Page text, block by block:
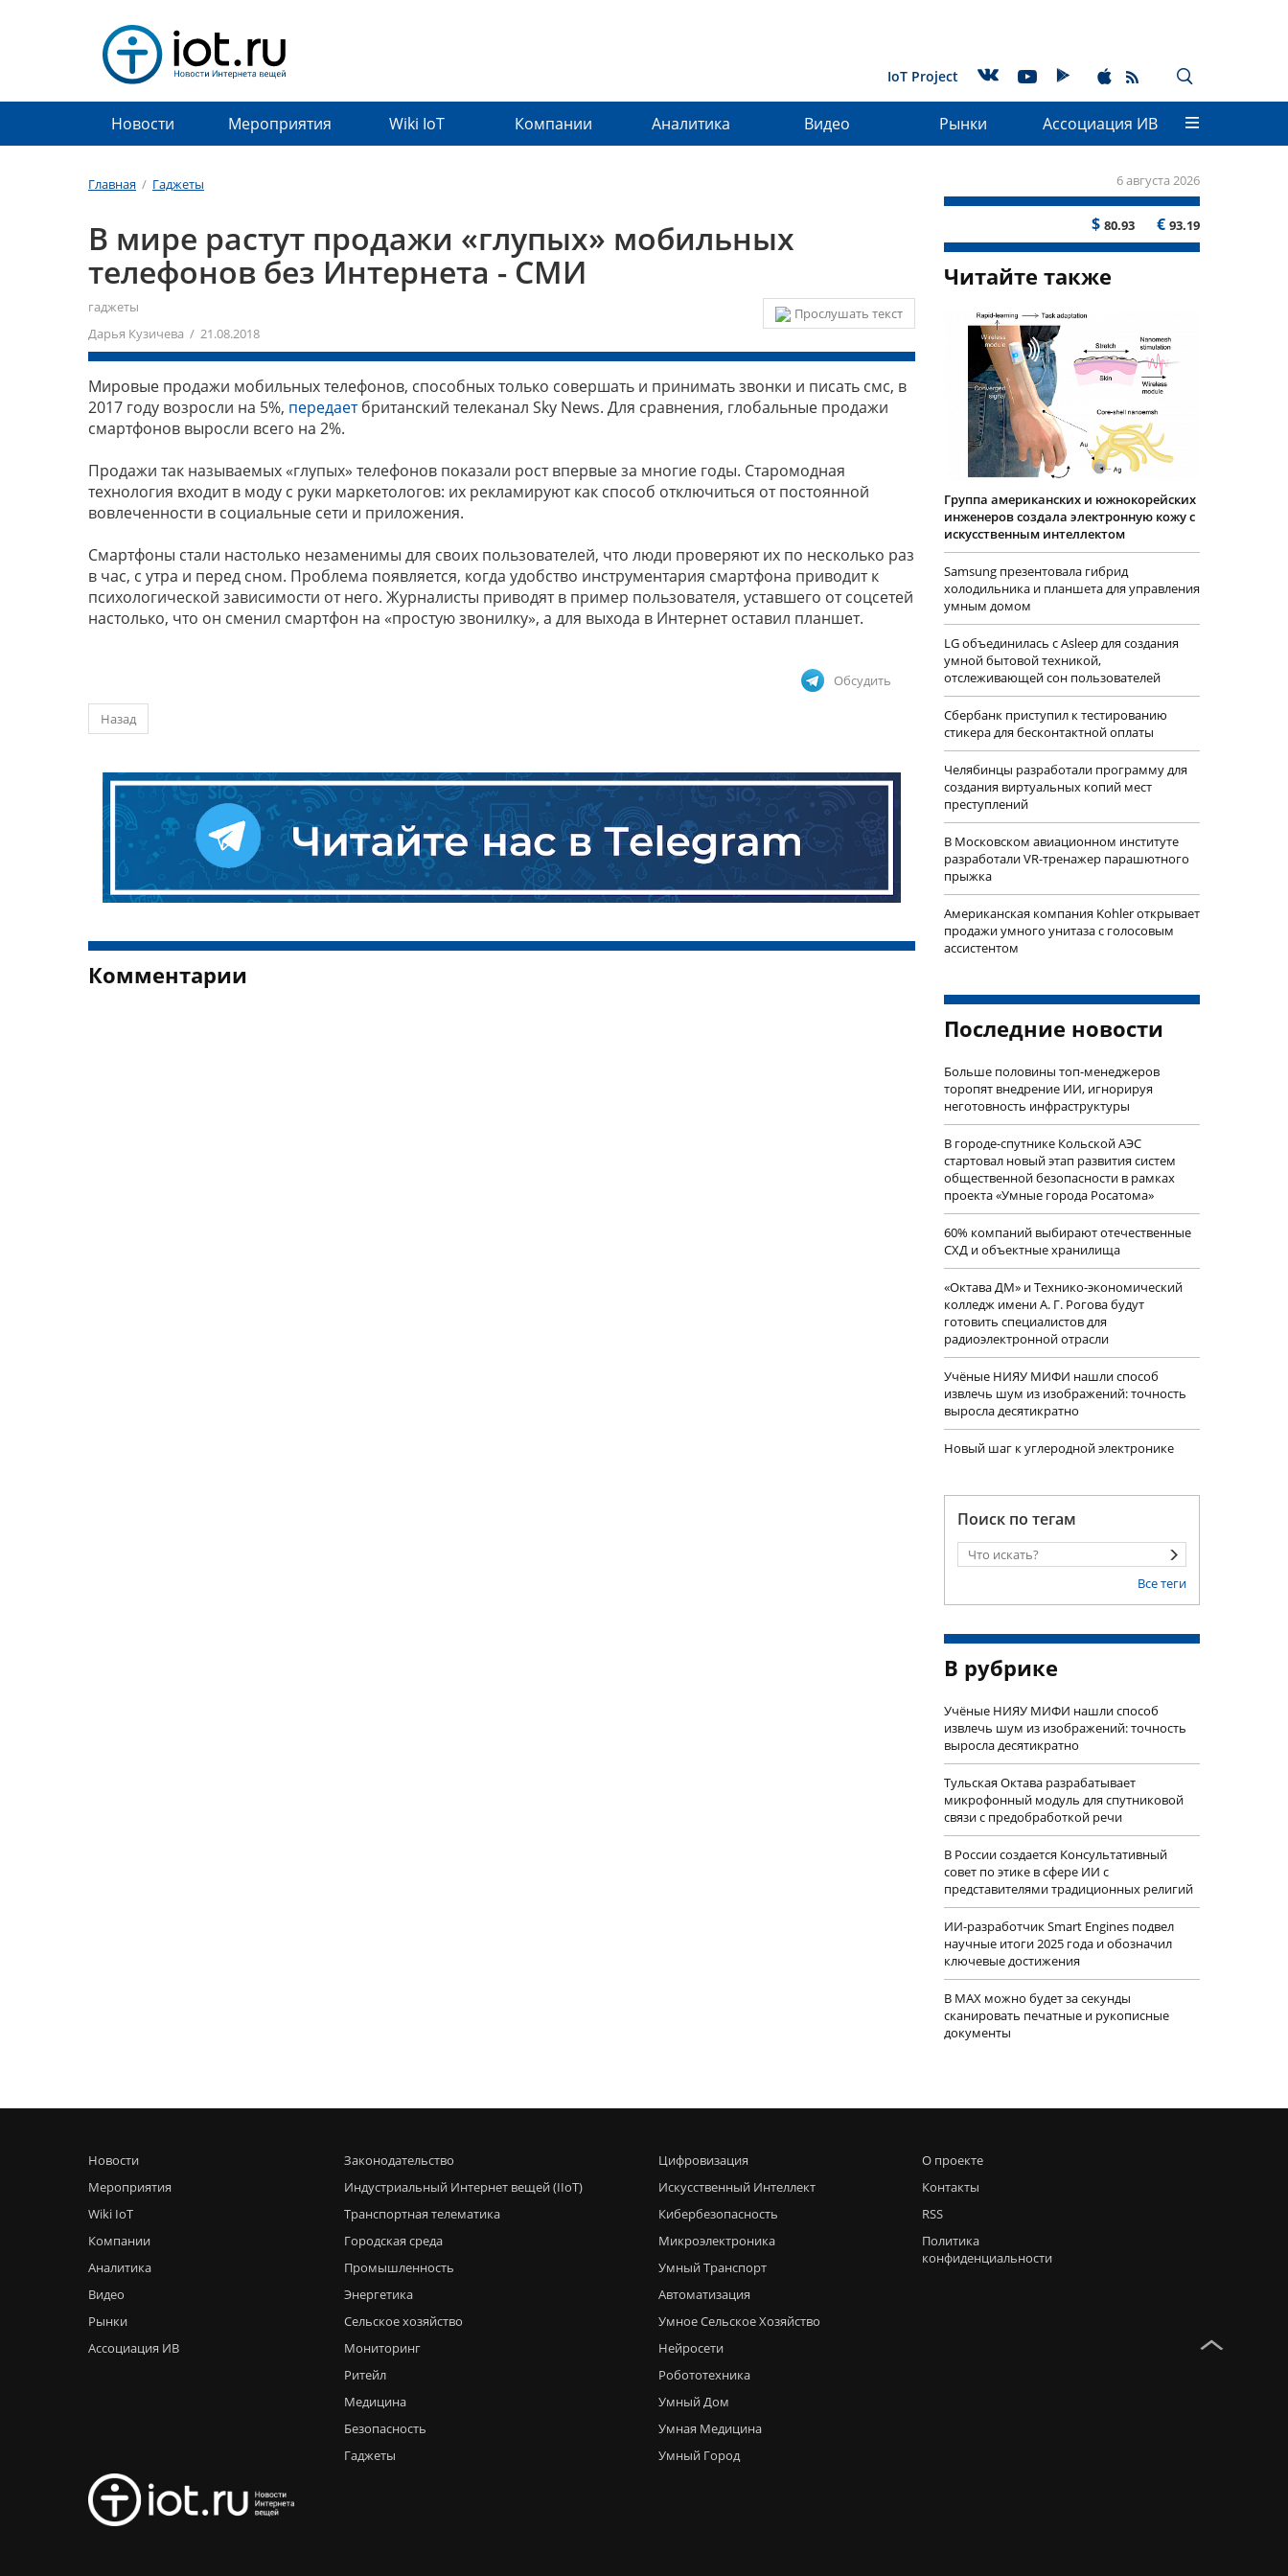
IoT Project
Новости Мероприятия Wiki IoT Компании Аналитика Видео Рынки Ассоциация ИВ
Главная / Гаджеты 6 августа 2026
$ 80.93 € 93.19
В мире растут продажи «глупых» мобильных
телефонов без Интернета - СМИ
Прослушать текст
гаджеты
Дарья Кузичева / 21.08.2018
Мировые продажи мобильных телефонов, способных только совершать и принимать звонки и писать смс, в
2017 году возросли на 5%, передаетбританский телеканал Sky News. Для сравнения, глобальные продажи
смартфонов выросли всего на 2%.
Продажи так называемых «глупых» телефонов показали рост впервые за многие годы. Старомодная
технология входит в моду с руки маркетологов: их рекламируют как способ отключиться от постоянной
вовлеченности в социальные сети и приложения.
Смартфоны стали настолько незаменимы для своих пользователей, что люди проверяют их по несколько раз
в час, с утра и перед сном. Проблема появляется, когда удобство инструментария смартфона приводит к
психологической зависимости от него. Журналисты приводят в пример пользователя, уставшего от соцсетей
настолько, что он сменил смартфон на «простую звонилку», а для выхода в Интернет оставил планшет.
Обсудить
Назад
Комментарии
Читайте также
Группа американских и южнокорейских
инженеров создала электронную кожу с
искусственным интеллектом
Samsung презентовала гибрид
холодильника и планшета для управления
умным домом
LG объединилась с Asleep для создания
умной бытовой техникой,
отслеживающей сон пользователей
Сбербанк приступил к тестированию
стикера для бесконтактной оплаты
Челябинцы разработали программу для
создания виртуальных копий мест
преступлений
В Московском авиационном институте
разработали VR-тренажер парашютного
прыжка
Американская компания Kohler открывает
продажи умного унитаза с голосовым
ассистентом
Последние новости
Больше половины топ-менеджеров
торопят внедрение ИИ, игнорируя
неготовность инфраструктуры
В городе-спутнике Кольской АЭС
стартовал новый этап развития систем
общественной безопасности в рамках
проекта «Умные города Росатома»
60% компаний выбирают отечественные
СХД и объектные хранилища
«Октава ДМ» и Технико-экономический
колледж имени А. Г. Рогова будут
готовить специалистов для
радиоэлектронной отрасли
Учëные НИЯУ МИФИ нашли способ
извлечь шум из изображений: точность
выросла десятикратно
Новый шаг к углеродной электронике
Поиск по тегам
Все теги
В рубрике
Учëные НИЯУ МИФИ нашли способ
извлечь шум из изображений: точность
выросла десятикратно
Тульская Октава разрабатывает
микрофонный модуль для спутниковой
связи с предобработкой речи
В России создается Консультативный
совет по этике в сфере ИИ с
представителями традиционных религий
ИИ-разработчик Smart Engines подвел
научные итоги 2025 года и обозначил
ключевые достижения
В MAX можно будет за секунды
сканировать печатные и рукописные
документы
Новости
Мероприятия
Wiki IoT
Компании
Аналитика
Видео
Рынки
Ассоциация ИВ
Законодательство
Индустриальный Интернет вещей (IIoT)
Транспортная телематика
Городская среда
Промышленность
Энергетика
Сельское хозяйство
Мониторинг
Ритейл
Медицина
Безопасность
Гаджеты
Цифровизация
Искусственный Интеллект
Кибербезопасность
Микроэлектроника
Умный Транспорт
Автоматизация
Умное Сельское Хозяйство
Нейросети
Робототехника
Умный Дом
Умная Медицина
Умный Город
О проекте
Контакты
RSS
Политика
конфиденциальности